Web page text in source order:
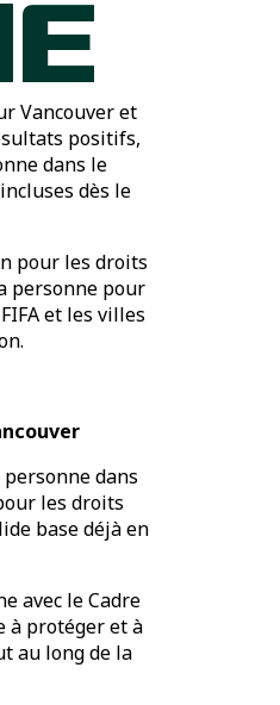
Vancouver et
positifs,
dans le
dès le
pour les droits
personne pour
et les villes
dans
les droits
base déjà en
avec le Cadre
à protéger et à
au long de la